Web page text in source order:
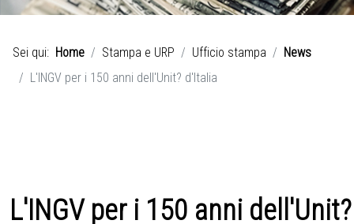
Sei qui: Home Stampa e URP Ufficio stampa
News
L'INGV per i 150 anni dell'Unit? d'Italia
L'INGV per i 150 anni dell'Unit?